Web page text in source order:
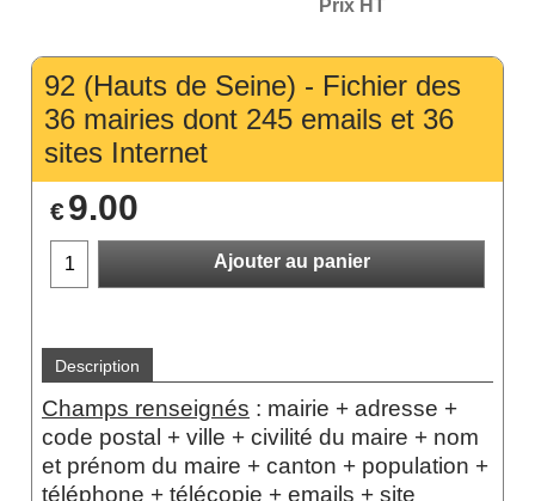
Prix HT
92 (Hauts de Seine) - Fichier des
36 mairies dont 245 emails et 36
sites Internet
€9.00
Ajouter au panier
Description
Champs renseignés : mairie + adresse +
code postal + ville + civilité du maire + nom
et prénom du maire + canton + population +
téléphone + télécopie + emails + site